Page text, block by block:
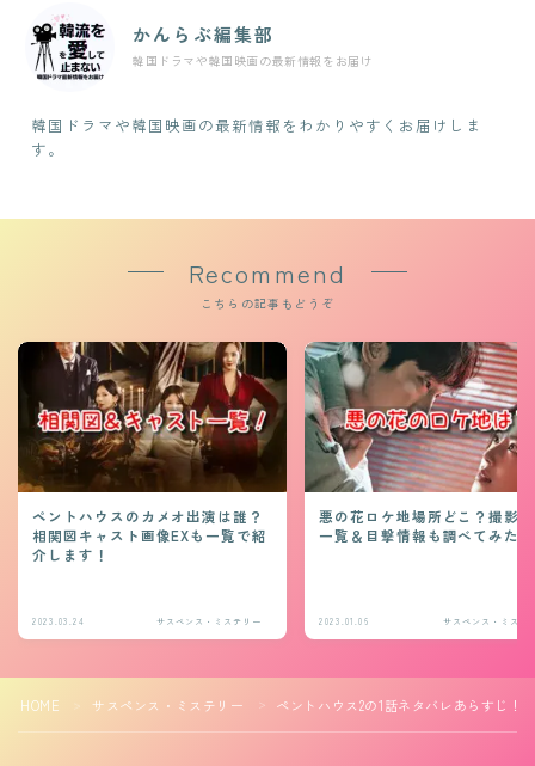
かんらぶ編集部
韓国ドラマや韓国映画の最新情報をお届け
韓国ドラマや韓国映画の最新情報をわかりやすくお届けしま
す。
Recommend
こちらの記事もどうぞ
ペントハウスのカメオ出演は誰？
相関図キャスト画像EXも一覧で紹
介します！
2023.03.24 サスペンス・ミステリー
悪の花ロケ地場所どこ？撮影
一覧＆目撃情報も調べてみた！
2023.01.06 サスペンス・ミステ
HOME サスペンス・ミステリー ＞ ペントハウス2の1話ネタバレあらすじ！